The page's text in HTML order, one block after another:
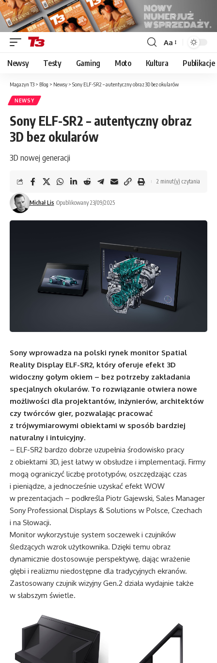
Font
Resizer
Aa
Newsy Testy Gaming Moto Kultura Publikacje
Magazyn T3 > Blog > Newsy > Sony ELF-SR2 – autentyczny obraz 3D bez okularów
NEWSY
Sony ELF-SR2 – autentyczny obraz
3D bez okularów
3D nowej generacji
Michał Lis Opublikowany 23/09/2025
2 minut(y) czytania
Sony wprowadza na polski rynek monitor Spatial
Reality Display ELF-SR2, który oferuje efekt 3D
widoczny gołym okiem – bez potrzeby zakładania
specjalnych okularów. To rozwiązanie otwiera nowe
możliwości dla projektantów, inżynierów, architektów
czy twórców gier, pozwalając pracować
z trójwymiarowymi obiektami w sposób bardziej
naturalny i intuicyjny.
– ELF-SR2 bardzo dobrze uzupełnia środowisko pracy
z obiektami 3D, jest łatwy w obsłudze i implementacji. Firmy
mogą ograniczyć liczbę prototypów, oszczędzając czas
i pieniądze, a jednocześnie uzyskać efekt WOW
w prezentacjach – podkreśla Piotr Gajewski, Sales Manager
Sony Professional Displays & Solutions w Polsce, Czechach
i na Słowacji.
Monitor wykorzystuje system soczewek i czujników
śledzących wzrok użytkownika. Dzięki temu obraz
dynamicznie dostosowuje perspektywę, dając wrażenie
głębi i realizmu niedostępne dla tradycyjnych ekranów.
Zastosowany czujnik wizyjny Gen.2 działa wydajnie także
w słabszym świetle.